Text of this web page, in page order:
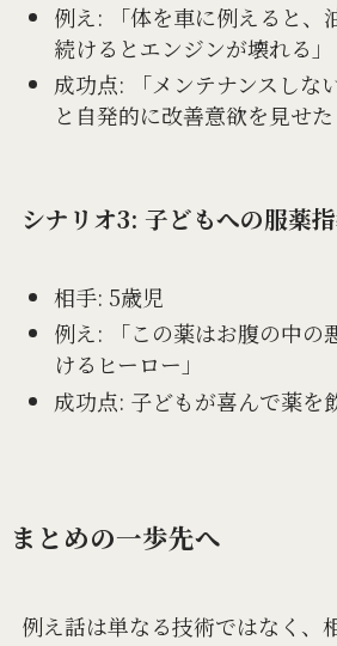
例え: 「体を車に例えると、
続けるとエンジンが壊れる」
成功点: 「メンテナンスしな
と自発的に改善意欲を見せた
シナリオ3: 子どもへの服薬
相手: 5歳児
例え: 「この薬はお腹の中の
けるヒーロー」
成功点: 子どもが喜んで薬を
まとめの一歩先へ
例え話は単なる技術ではなく、